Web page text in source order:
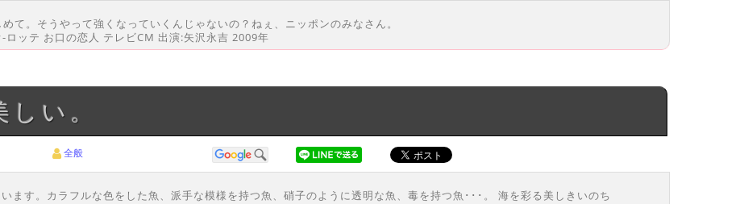
て。そうやって強くなっていくんじゃないの？ねぇ、ニッポンのみなさん。
ッテ お口の恋人 テレビCM 出演:矢沢永吉 2009年
しい。
全般
ます。カラフルな色をした魚、派手な模様を持つ魚、硝子のように透明な​魚、毒を持つ魚･･･。 海を彩る美しきいのち